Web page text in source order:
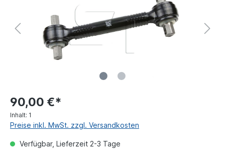
90,00 €*
Inhalt: 1
Preise inkl. MwSt. zzgl. Versandkosten
Verfügbar, Lieferzeit 2-3 Tage